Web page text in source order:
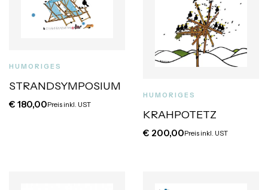
HUMORIGES
STRANDSYMPOSIUM
€ 180,00Preis inkl. UST
HUMORIGES
KRAHPOTETZ
€ 200,00Preis inkl. UST